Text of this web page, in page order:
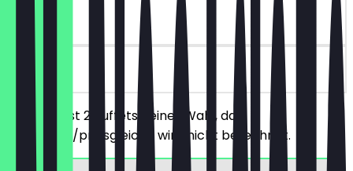
90 Tage
vor Ort
Du bestellst 2 Buffets deiner Wahl, das
günstigere/preisgleiche wird nicht berechnet.